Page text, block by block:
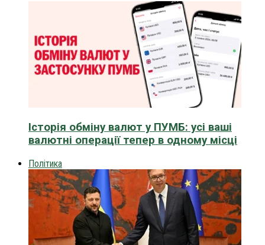
Історія обміну валют у ПУМБ: усі ваші
валютні операції тепер в одному місці
Політика